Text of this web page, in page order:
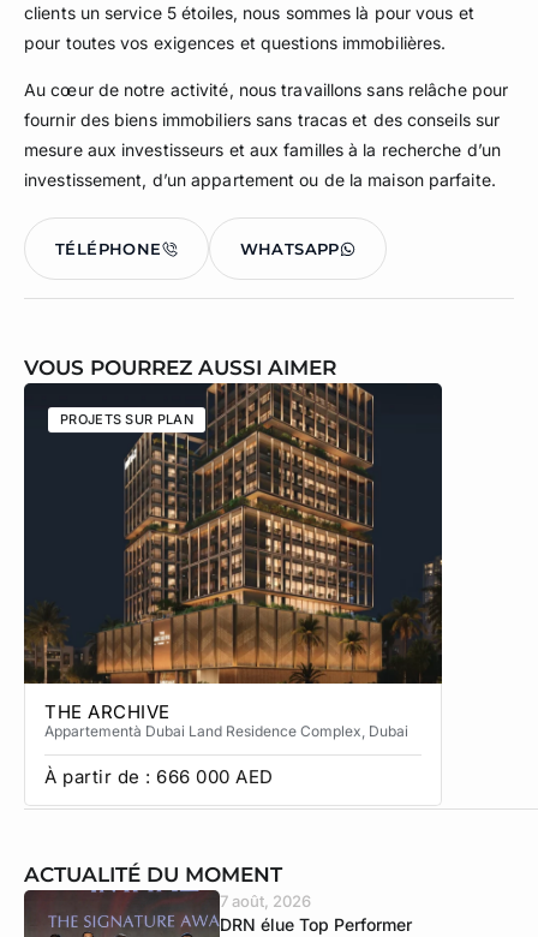
clients un service 5 étoiles, nous sommes là pour vous et
pour toutes vos exigences et questions immobilières.
Au cœur de notre activité, nous travaillons sans relâche pour
fournir des biens immobiliers sans tracas et des conseils sur
mesure aux investisseurs et aux familles à la recherche d’un
investissement, d’un appartement ou de la maison parfaite.
TÉLÉPHONE WHATSAPP
VOUS POURREZ AUSSI AIMER
PROJETS SUR PLAN
THE ARCHIVE
Appartementà Dubai Land Residence Complex, Dubai
À partir de : 666 000 AED
ACTUALITÉ DU MOMENT
7 août, 2026
DRN élue Top Performer